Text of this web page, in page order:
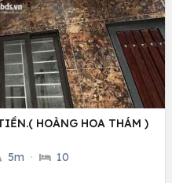
HOÀNG HOA THÁM )
5m · 10